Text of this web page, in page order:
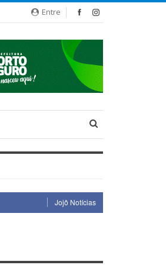
Entre
Jojô Notícias